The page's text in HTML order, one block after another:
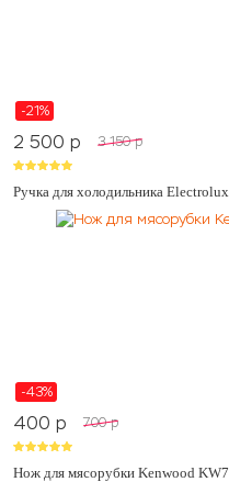
-21%
2 500 p 3 150 p
Ручка для холодильника
-43%
400 p 700 p
Нож для мясорубки Kenwood